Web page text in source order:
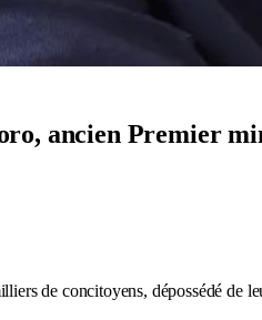
ancien Premier
de concitoyens, dépossédé de